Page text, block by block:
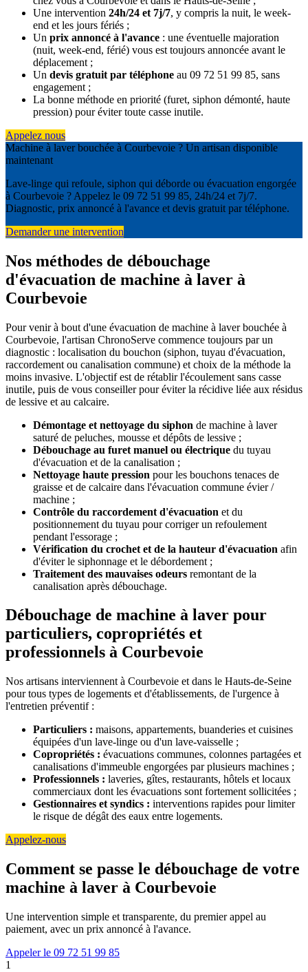
Une intervention 24h/24 et 7j/7, y compris la nuit, le week-
end et les jours fériés ;
Un prix annoncé à l'avance : une éventuelle majoration
(nuit, week-end, férié) vous est toujours annoncée avant le
déplacement ;
Un devis gratuit par téléphone au 09 72 51 99 85, sans
engagement ;
La bonne méthode en priorité (furet, siphon démonté, haute
pression) pour éviter toute casse inutile.
Appelez nous
Machine à laver bouchée à Courbevoie ? Un artisan disponible
maintenant
Lave-linge qui refoule, siphon qui déborde ou évacuation engorgée
à Courbevoie ? Appelez le 09 72 51 99 85, 24h/24 et 7j/7.
Diagnostic, prix annoncé à l'avance et devis gratuit par téléphone.
Demander une intervention
Nos méthodes de débouchage
d'évacuation de machine à laver à
Courbevoie
Pour venir à bout d'une évacuation de machine à laver bouchée à
Courbevoie, l'artisan ChronoServe commence toujours par un
diagnostic : localisation du bouchon (siphon, tuyau d'évacuation,
raccordement ou canalisation commune) et choix de la méthode la
moins invasive. L'objectif est de rétablir l'écoulement sans casse
inutile, puis de vous conseiller pour éviter la récidive liée aux résidus
de lessive et au calcaire.
Démontage et nettoyage du siphon de machine à laver
saturé de peluches, mousse et dépôts de lessive ;
Débouchage au furet manuel ou électrique du tuyau
d'évacuation et de la canalisation ;
Nettoyage haute pression pour les bouchons tenaces de
graisse et de calcaire dans l'évacuation commune évier /
machine ;
Contrôle du raccordement d'évacuation et du
positionnement du tuyau pour corriger un refoulement
pendant l'essorage ;
Vérification du crochet et de la hauteur d'évacuation afin
d'éviter le siphonnage et le débordement ;
Traitement des mauvaises odeurs remontant de la
canalisation après débouchage.
Débouchage de machine à laver pour
particuliers, copropriétés et
professionnels à Courbevoie
Nos artisans interviennent à Courbevoie et dans le Hauts-de-Seine
pour tous types de logements et d'établissements, de l'urgence à
l'entretien préventif :
Particuliers : maisons, appartements, buanderies et cuisines
équipées d'un lave-linge ou d'un lave-vaisselle ;
Copropriétés : évacuations communes, colonnes partagées et
canalisations d'immeuble engorgées par plusieurs machines ;
Professionnels : laveries, gîtes, restaurants, hôtels et locaux
commerciaux dont les évacuations sont fortement sollicitées ;
Gestionnaires et syndics : interventions rapides pour limiter
le risque de dégât des eaux entre logements.
Appelez-nous
Comment se passe le débouchage de votre
machine à laver à Courbevoie
Une intervention simple et transparente, du premier appel au
paiement, avec un prix annoncé à l'avance.
Appeler le 09 72 51 99 85
1